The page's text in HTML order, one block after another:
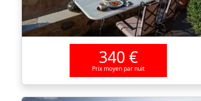
340 €
Prix moyen par nuit